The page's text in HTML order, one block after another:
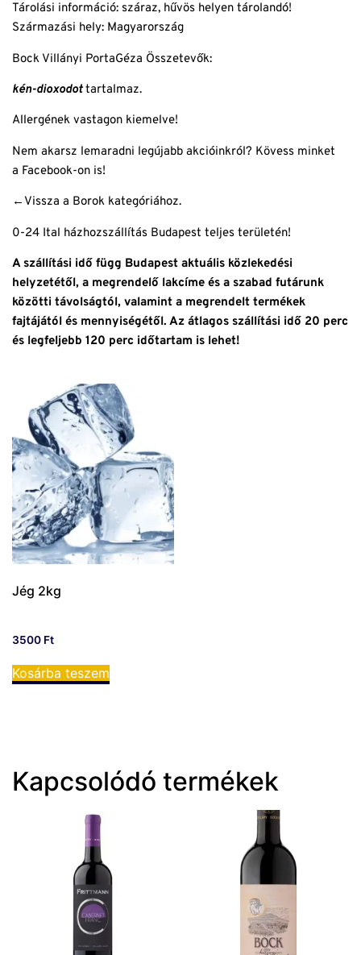
Jég 2kg
3500 Ft
Kosárba teszem
Tárolási információ: száraz, hűvös helyen tárolandó!
Származási hely: Magyarország
Bock Villányi PortaGéza Összetevők:
kén-dioxodottartalmaz.
Allergének vastagon kiemelve!
Nem akarsz lemaradni legújabb akcióinkról? Kövess minket
a Facebook-on is!
←Vissza a Borok kategóriához.
0-24 Ital házhozszállítás Budapest teljes területén!
A szállítási idő függ Budapest aktuális közlekedési
helyzetétől, a megrendelő lakcíme és a szabad futárunk
közötti távolságtól, valamint a megrendelt termékek
fajtájától és mennyiségétől. Az átlagos szállítási idő 20 perc
és legfeljebb 120 perc időtartam is lehet!
Kapcsolódó termékek